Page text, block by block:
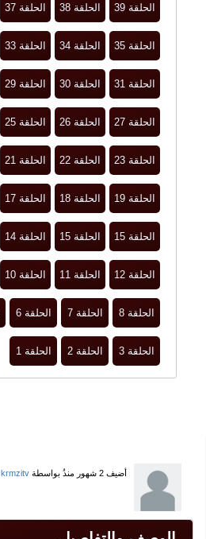
الحلقة 39 الحلقة 38 الحلقة 37
الحلقة 35 الحلقة 34 الحلقة 33
الحلقة 31 الحلقة 30 الحلقة 29
الحلقة 27 الحلقة 26 الحلقة 25
الحلقة 23 الحلقة 22 الحلقة 21
الحلقة 19 الحلقة 18 الحلقة 17
الحلقة 15 الحلقة 15 الحلقة 14
الحلقة 12 الحلقة 11 الحلقة 10
الحلقة 8 الحلقة 7 الحلقة 6
الحلقة 3 الحلقة 2 الحلقة 1
أضيف2 شهور منذُ بواسطةkrmzitv